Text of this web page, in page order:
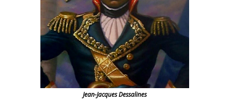
Jean-Jacques Dessalines